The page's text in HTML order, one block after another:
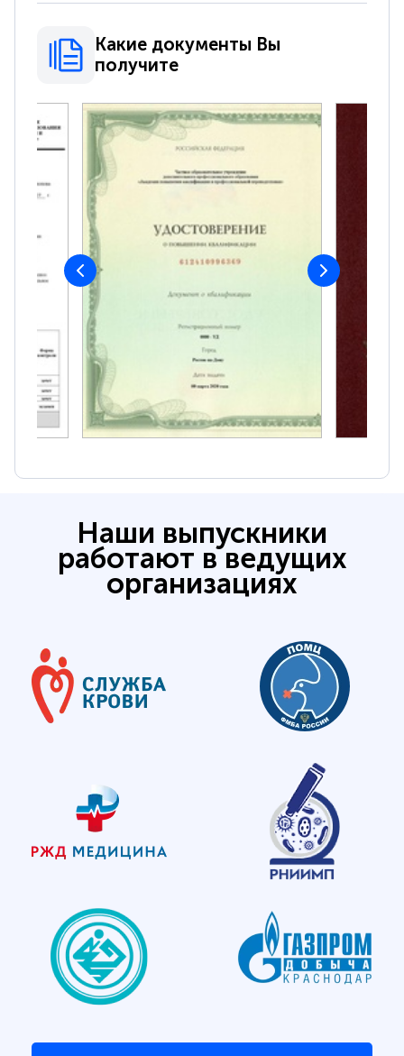
Какие документы Вы
получите
Наши выпускники
работают в ведущих
организациях